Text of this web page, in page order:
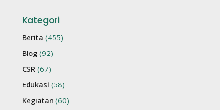
Kategori
Berita (455)
Blog (92)
CSR (67)
Edukasi (58)
Kegiatan (60)